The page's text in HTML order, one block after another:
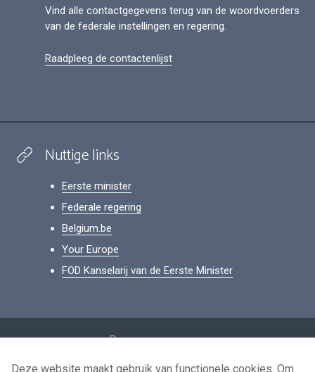
Vind alle contactgegevens terug van de woordvoerders
van de federale instellingen en regering.
Raadpleeg de contactenlijst
Nuttige links
Eerste minister
Federale regering
Belgium.be
Your Europe
FOD Kanselarij van de Eerste Minister
Persoonsgegevens
Voorwaarden voor het hergebruik
Deze website maakt gebruik van functionele cookies. Om